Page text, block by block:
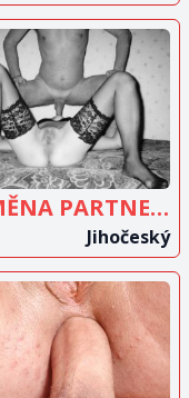
ZOBRAZIT
INZERÁT
VÝMĚNA PARTNERŮ A HRÁTKY
Jihočeský
INZERÁT